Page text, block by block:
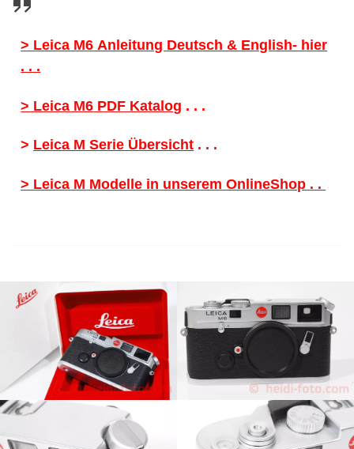
> Leica M6 Anleitung Deutsch & English- hier
. . .
> Leica M6 PDF Katalog . . .
> Leica M Serie Übersicht . . .
> Leica M Modelle in unserem OnlineShop . .